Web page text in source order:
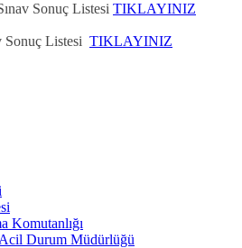
Sonuç Listesi TIKLAYINIZ
Sonuç Listesi TIKLAYINIZ
Komutanlığı
Durum Müdürlüğü